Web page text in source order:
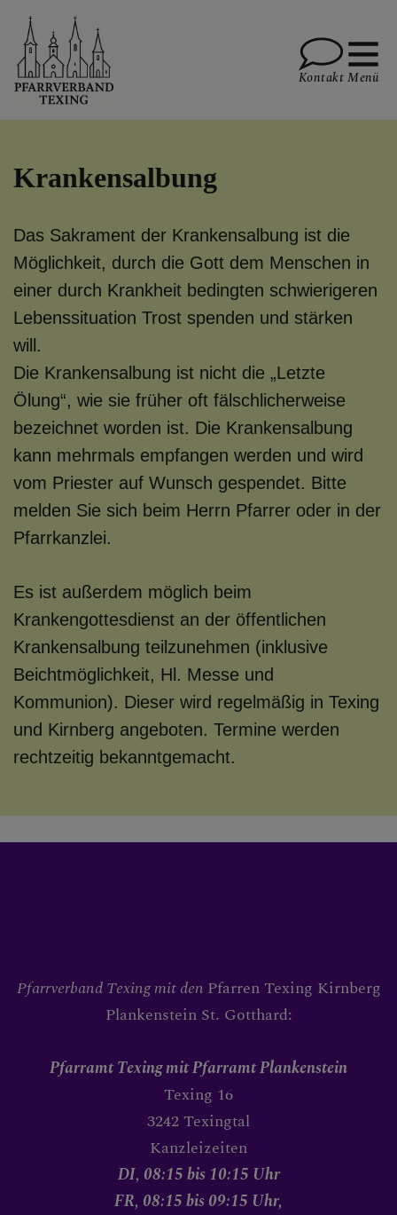
PFARRE TEXING
PFARRE KIRNBERG
PFARRE PLANKENSTEIN
PFARRE ST. GOTTHARD
GEMEINSAMER
PFARRBLATT
AKTUELL
WIEDEREINTRITT
Taufe (Aufnahme in die Kirche)
Trauung
Firmung (Stärkung durch den
Buße Beichte
Krankensalbung
Kontakt Menü
Krankensalbung
Das Sakrament der Krankensalbung ist die
Möglichkeit, durch die Gott dem Menschen in
einer durch Krankheit bedingten schwierigeren
Lebenssituation Trost spenden und stärken
will.
Die Krankensalbung ist nicht die „Letzte
Ölung“, wie sie früher oft fälschlicherweise
bezeichnet worden ist. Die Krankensalbung
kann mehrmals empfangen werden und wird
vom Priester auf Wunsch gespendet. Bitte
melden Sie sich beim Herrn Pfarrer oder in der
Pfarrkanzlei.
Es ist außerdem möglich beim
Krankengottesdienst an der öffentlichen
Krankensalbung teilzunehmen (inklusive
Beichtmöglichkeit, Hl. Messe und
Kommunion). Dieser wird regelmäßig in Texing
und Kirnberg angeboten. Termine werden
rechtzeitig bekanntgemacht.
Pfarrverband Texing mit den Pfarren Texing Kirnberg
Plankenstein St. Gotthard:
Pfarramt Texingmit Pfarramt Plankenstein
Texing 16
3242 Texingtal
Kanzleizeiten
DI, 08:15 bis 10:15 Uhr
FR, 08:15 bis 09:15 Uhr,